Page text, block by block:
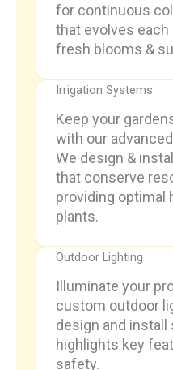
for continuous
that evolves each
fresh blooms &
Irrigation Systems
Keep your
with our
We design &
that conserve
providing optimal
plants.
Outdoor Lighting
Illuminate your
custom outdoor
design and
highlights key
safety.